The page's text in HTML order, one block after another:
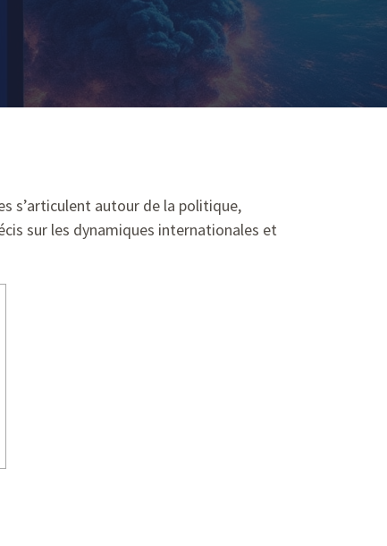
s’articulent autour de la politique,
sur les dynamiques internationales et